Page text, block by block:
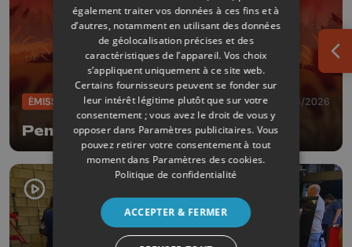
ÉMISSIONS 04/06/2026
Pense bêtes
également traiter vos données à ces fins et à
d’autres, notamment en utilisant des données
de géolocalisation précises et des
caractéristiques de l’appareil. Vos choix
s’appliquent uniquement à ce site web.
Certains fournisseurs peuvent se fonder sur
leur intérêt légitime plutôt que sur votre
consentement ; vous avez le droit de vous y
opposer dans Paramètres publicitaires. Vous
pouvez retirer votre consentement à tout
moment dans Paramètres des cookies.
Politique de confidentialité
ACCEPTER & FERMER